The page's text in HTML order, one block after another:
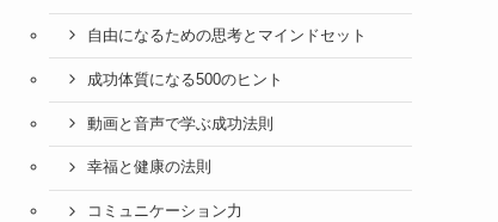
自由になるための思考とマインドセット
成功体質になる500のヒント
動画と音声で学ぶ成功法則
幸福と健康の法則
コミュニケーション力